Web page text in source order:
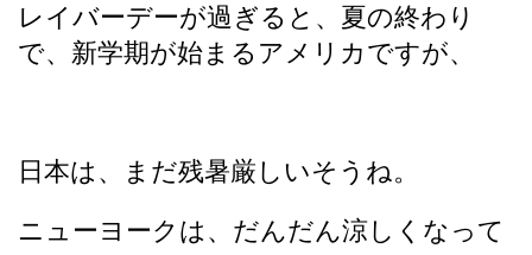
レイバーデーが過ぎると、夏の終わり
で、新学期が始まるアメリカですが、
日本は、まだ残暑厳しいそうね。
ニューヨークは、だんだん涼しくなって